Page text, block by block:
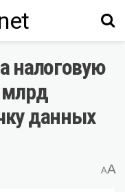
налоговую
млрд
данных
AA